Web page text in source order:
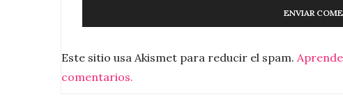
Este sitio usa Akismet para reducir el spam.
comentarios.